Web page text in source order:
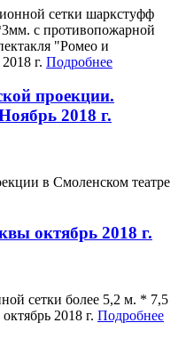
сетки шаркстуфф
с противопожарной
"Ромео и
г. Подробнее
проекции.
2018 г.
в Смоленском театре
октябрь 2018 г.
сетки более 5,2 м. * 7,5
2018 г. Подробнее